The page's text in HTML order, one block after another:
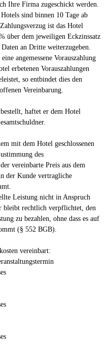
Ihre Firma zugeschickt werden.
sind binnen 10 Tage ab
ist das Hotel
über dem jeweiligen Eckzinssatz
an Dritte weiterzugeben.
angemessene Vorauszahlung
erbetenen Vorauszahlungen
so entbindet dies den
Vereinbarung.
haftet er dem Hotel
Gesamtschuldner.
mit dem Hotel geschlossenen
des
vereinbarte Preis aus dem
der Kunde vertragliche
Leistung nicht in Anspruch
bleibt rechtlich verpflichtet, den
zu bezahlen, ohne dass es auf
(§ 552 BGB).
vereinbart:
Veranstaltungstermin